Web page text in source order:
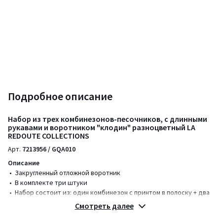
Подробное описание
Набор из трех комбинезонов-песочников, с длинными
рукавами и воротником "клодин" разноцветный LA
REDOUTE COLLECTIONS
Арт. 7213956 / GQA010
Описание
• Закругленный отложной воротник
• В комплекте три штуки
• Набор состоит из: один комбинезон с принтом в полоску + два
однотонных комбинезона с принтом на груди
• Длинные рукава с эластичными манжетами
Смотреть далее